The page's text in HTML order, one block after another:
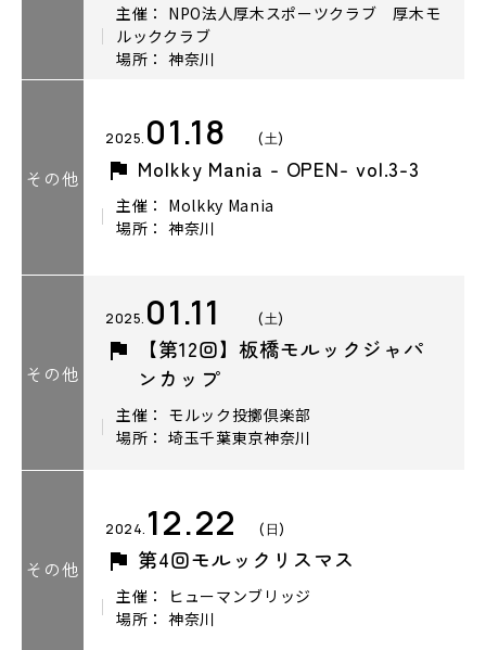
主催： NPO法人厚木スポーツクラブ 厚木モ
ルッククラブ
場所： 神奈川
その他
2025. 01.18 (土)
Molkky Mania - OPEN- vol.3-3
主催： Molkky Mania
場所： 神奈川
その他
2025. 01.11 (土)
【第12回】板橋モルックジャパ
ンカップ
主催： モルック投擲倶楽部
場所： 埼玉千葉東京神奈川
その他
2024. 12.22 (日)
第4回モルックリスマス
主催： ヒューマンブリッジ
場所： 神奈川